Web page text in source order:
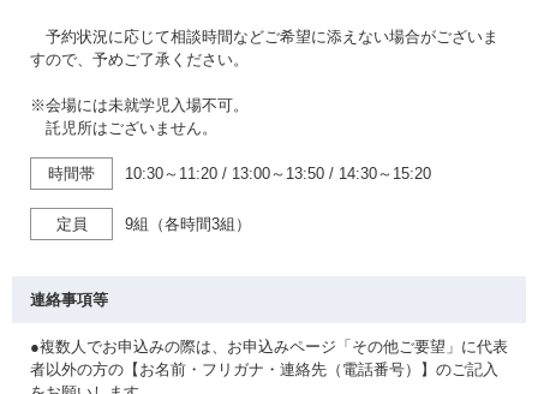
予約状況に応じて相談時間などご希望に添えない場合がございま
すので、予めご了承ください。
※会場には未就学児入場不可。
託児所はございません。
時間帯 10:30～11:20 / 13:00～13:50 / 14:30～15:20
定員 9組（各時間3組）
連絡事項等
●複数人でお申込みの際は、お申込みページ「その他ご要望」に代表
者以外の方の【お名前・フリガナ・連絡先（電話番号）】のご記入